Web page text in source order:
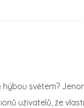
hýbou světem?
uživatelů, že